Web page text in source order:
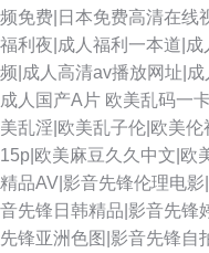
频免费|日本免费高清在线
福利夜|成人福利一本道|
频|成人高清av播放网址|
成人国产A片 欧美乱码一
美乱淫|欧美乱子伦|欧美
15p|欧美麻豆久久中文|欧
精品AV|影音先锋伦理电
音先锋日韩精品|影音先锋
先锋亚洲色图|影音先锋自